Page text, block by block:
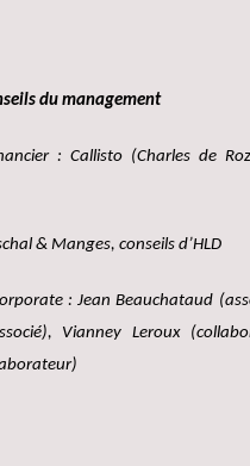
du management
: Callisto (Charles de
& Manges, conseils d’HLD
: Jean Beauchataud
Vianney Leroux